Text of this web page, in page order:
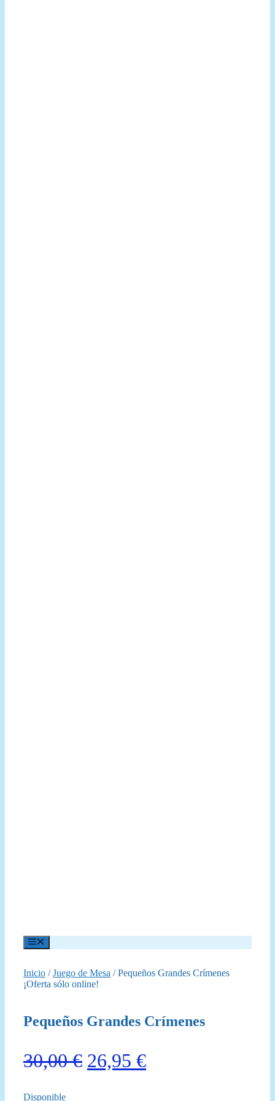
Menú
Inicio /Juego de Mesa / Pequeños Grandes Crímenes
¡Oferta sólo online!
Pequeños Grandes Crímenes
30,00€ El
26,95 €El
Disponible